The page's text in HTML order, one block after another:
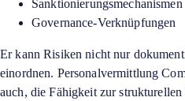
Sanktionierungsmechanismen
Governance-Verknüpfungen
Er kann Risiken nicht nur
einordnen. Personalvermittlung
auch, die Fähigkeit zur